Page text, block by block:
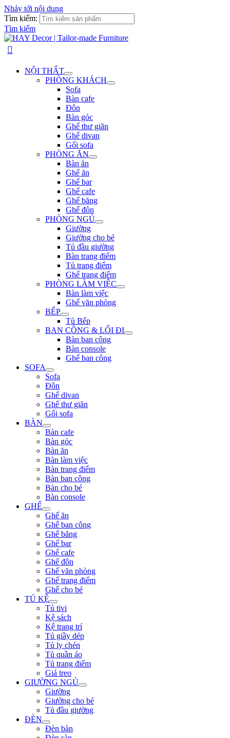
Nhảy tới nội dung
Tìm kiếm:
Tìm kiếm
NỘI THẤT
PHÒNG KHÁCH
Sofa
Bàn cafe
Đôn
Bàn góc
Ghế thư giãn
Ghế divan
Gối sofa
PHÒNG ĂN
Bàn ăn
Ghế ăn
Ghế bar
Ghế cafe
Ghế băng
Ghế đôn
PHÒNG NGỦ
Giường
Giường cho bé
Tủ đầu giường
Bàn trang điểm
Tủ trang điểm
Ghế trang điểm
PHÒNG LÀM VIỆC
Bàn làm việc
Ghế văn phòng
BẾP
Tủ Bếp
BAN CÔNG & LỐI ĐI
Bàn ban công
Bàn console
Ghế ban công
SOFA
Sofa
Đôn
Ghế divan
Ghế thư giãn
Gối sofa
BÀN
Bàn cafe
Bàn góc
Bàn ăn
Bàn làm việc
Bàn trang điểm
Bàn ban công
Bàn cho bé
Bàn console
GHẾ
Ghế ăn
Ghế ban công
Ghế băng
Ghế bar
Ghế cafe
Ghế đôn
Ghế văn phòng
Ghế trang điểm
Ghế cho bé
TỦ KỆ
Tủ tivi
Kệ sách
Kệ trang trí
Tủ giầy dép
Tủ ly chén
Tủ quần áo
Tủ trang điểm
Giá treo
GIƯỜNG NGỦ
Giường
Giường cho bé
Tủ đầu giường
ĐÈN
Đèn bàn